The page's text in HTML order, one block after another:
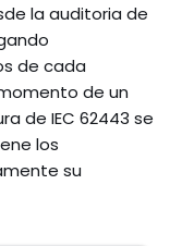
la auditoria de
de cada
de un
de IEC 62443 se
los
su